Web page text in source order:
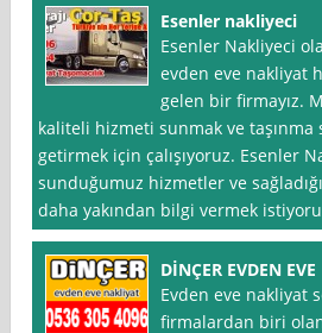
Esenler nakliyeci
Esenler Nakliyeci
evden eve nakliyat
gelen bir firmayız.
kaliteli hizmeti sunmak ve
getirmek için çalışıyoruz. Esenler
sunduğumuz hizmetler ve
daha yakından bilgi vermek
DİNÇER EVDEN EVE
Evden eve nakliyat
firmalardan biri